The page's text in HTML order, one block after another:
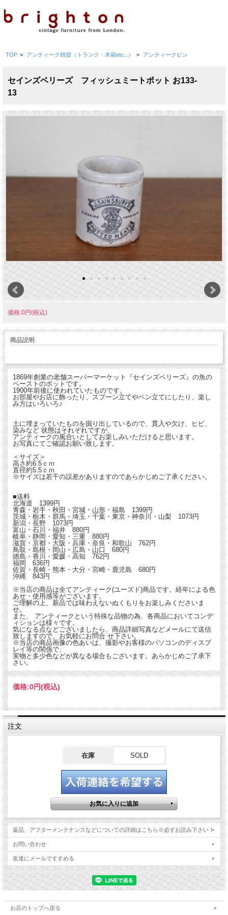
TOP > アンティーク雑貨（トランク・木箱etc...） > アンティークビン
セインズベリーズ フィッシュミートポット お133-
13
価格:0円(税込)
商品説明
1869年創業の老舗スーパーマーケット『セインズベリーズ』の魚の
ペーストのポットです。
1900年前後に使われていたものです。
お部屋やお店に飾ったり、スプーン立てやペン立てにしたり、楽し
み方はいろいろ♪
土に埋まっていたものを掘り出しているので、貫入や欠け、ヒビ、
染みなど 状態はそれぞれですが、
アンティークの風合いとしてお楽しみいただけると思います。
お写真にてご確認お願い致します。
＜サイズ＞
高さ約6.5ｃｍ
直径約5.5ｃｍ
※サイズは若干の誤差がありますのであらかじめご了承ください。
■送料
北海道 1399円
青森・岩手・秋田・宮城・山形・福島 1399円
茨城・栃木・群馬・埼玉・千葉・東京・神奈川・山梨 1073円
新潟・長野 1073円
富山・石川・福井 880円
岐阜・静岡・愛知・三重 880円
滋賀・京都・大阪・兵庫・奈良・和歌山 762円
鳥取・島根・岡山・広島・山口 680円
徳島・香川・愛媛・高知 762円
福岡 636円
佐賀・長崎・熊本・大分・宮崎・鹿児島 680円
沖縄 843円
※当店の商品は全てアンティーク(ユーズド)商品です。経年による色
あせ・使用感等がございます。
ご理解の上、新品では味わえないぬくもりをお楽しみくださいま
せ。
また、 アンティークという特殊な品物の為、各商品においてコンデ
ィションは様々です。
気になる点などございましたら、商品詳細写真などメールにて送信
致しますので、お気軽にお問合 せ下さい。
※当店の商品画像の色あいは、撮影やお客様のパソコンのディスプ
レイ等の関係で、
実物と多少色などが異なる場合もございます。あらかじめご了承下
さい。
価格:0円(税込)
注文
在庫 SOLD
返品、アフターメンテナンスなどについての詳細はこちら※必ずお読み下さい！
お問い合わせ
友達にメールですすめる
お店のトップへ戻る